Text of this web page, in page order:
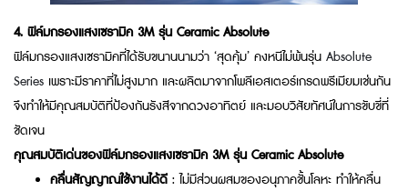
4. ฟิล์มกรองแสงเซรามิค 3M รุ่นCeramic Absolute
ฟิล์มกรองแสงเซรามิคที่ได้รับขนานนามว่า ‘สุดคุ้ม’ คงหนีไม่พ้นรุ่น Absolute
Series เพราะมีราคาที่ไม่สูงมาก และผลิตมาจากโพลีเอสเตอร์เกรดพรีเมียมเช่นกัน
จึงทำให้มีคุณสมบัติที่ป้องกันรังสีจากดวงอาทิตย์ และมอบวิสัยทัศน์ในการขับขี่ที่
ชัดเจน
คุณสมบัติเด่นของฟิล์มกรองแสงเซรามิค 3M รุ่นCeramic Absolute
คลื่นสัญญาณใช้งานได้ดี : ไม่มีส่วนผสมของอนุภาคชั้นโลหะ ทำให้คลื่น